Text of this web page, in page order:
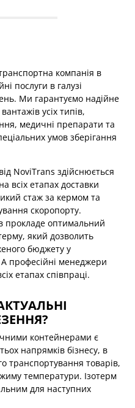
компанія в
послуги в галузі
Ми гарантуємо надійне
усіх типів,
медичні препарати та
умов зберігання
NoviTrans здійснюється
всіх етапах доставки
стаж за кермом та
скоропорту.
прокладе оптимальний
який дозволить
бюджету у
професійні менеджери
етапах співпраці.
контейнерами є
напрямків бізнесу, в
транспортування товарів,
температури. Ізотерм
для наступних